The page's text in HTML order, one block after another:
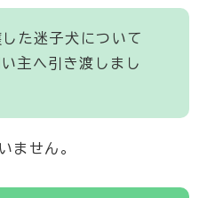
た迷子犬について
主へ引き渡しまし
ません。